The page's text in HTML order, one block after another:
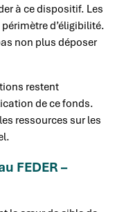
à ce dispositif. Les
d’éligibilité.
non plus déposer
restent
de ce fonds.
ressources sur les
FEDER –